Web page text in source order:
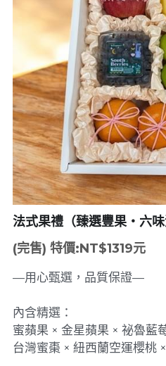
前往官方
法式果禮（臻選豐果・六
(完售) 特價:NT$1319元
—用心甄選，品質保證—
內含精選：
蜜蘋果 × 金星蘋果 × 祕魯藍
台灣蜜棗 × 紐西蘭空運櫻桃